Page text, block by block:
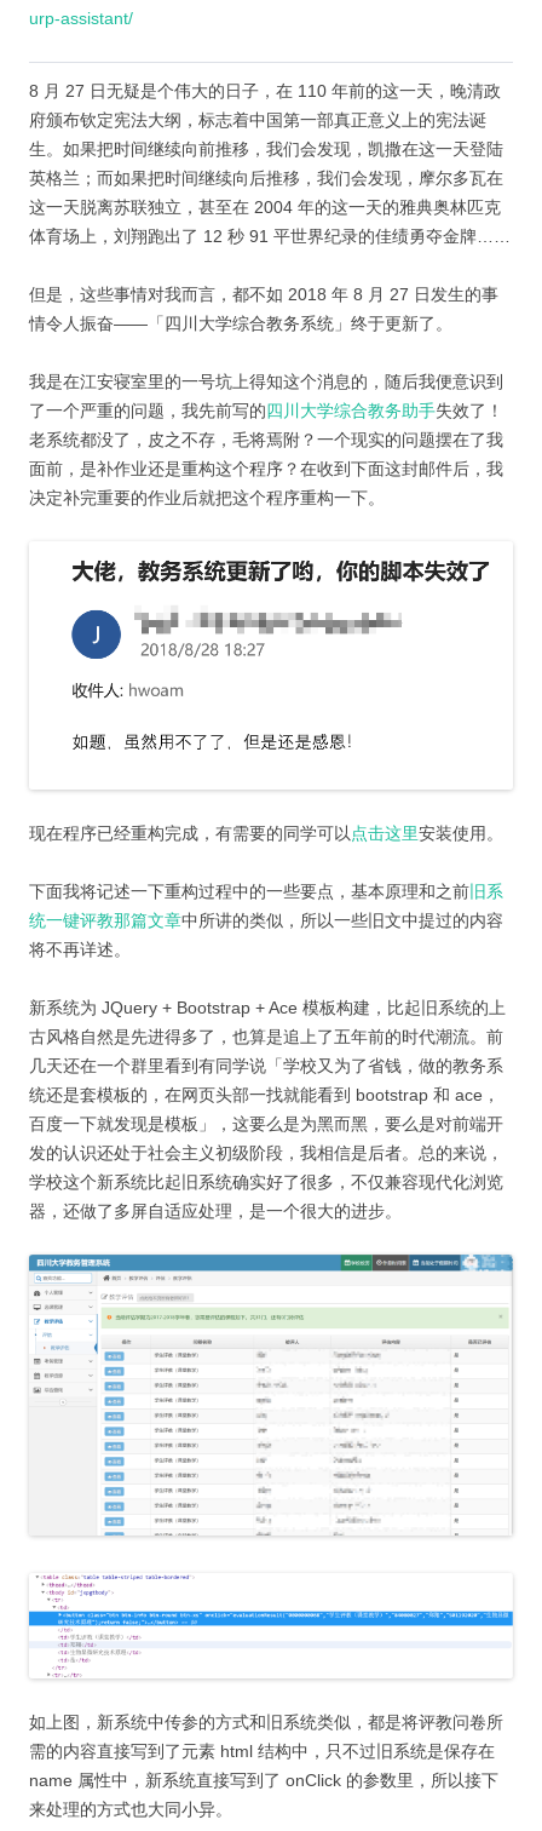
urp-assistant/
8 月 27 日无疑是个伟大的日子，在 110 年前的这一天，晚清政
府颁布钦定宪法大纲，标志着中国第一部真正意义上的宪法诞
生。如果把时间继续向前推移，我们会发现，凯撒在这一天登陆
英格兰；而如果把时间继续向后推移，我们会发现，摩尔多瓦在
这一天脱离苏联独立，甚至在 2004 年的这一天的雅典奥林匹克
体育场上，刘翔跑出了 12 秒 91 平世界纪录的佳绩勇夺金牌……
但是，这些事情对我而言，都不如 2018 年 8 月 27 日发生的事
情令人振奋——「四川大学综合教务系统」终于更新了。
我是在江安寝室里的一号坑上得知这个消息的，随后我便意识到
了一个严重的问题，我先前写的四川大学综合教务助手失效了！
老系统都没了，皮之不存，毛将焉附？一个现实的问题摆在了我
面前，是补作业还是重构这个程序？在收到下面这封邮件后，我
决定补完重要的作业后就把这个程序重构一下。
现在程序已经重构完成，有需要的同学可以 点击这里安装使用。
下面我将记述一下重构过程中的一些要点，基本原理和之前 旧系
统一键评教那篇文章中所讲的类似，所以一些旧文中提过的内容
将不再详述。
新系统为 JQuery + Bootstrap + Ace 模板构建，比起旧系统的上
古风格自然是先进得多了，也算是追上了五年前的时代潮流。前
几天还在一个群里看到有同学说「学校又为了省钱，做的教务系
统还是套模板的，在网页头部一找就能看到 bootstrap 和 ace，
百度一下就发现是模板」，这要么是为黑而黑，要么是对前端开
发的认识还处于社会主义初级阶段，我相信是后者。总的来说，
学校这个新系统比起旧系统确实好了很多，不仅兼容现代化浏览
器，还做了多屏自适应处理，是一个很大的进步。
如上图，新系统中传参的方式和旧系统类似，都是将评教问卷所
需的内容直接写到了元素 html 结构中，只不过旧系统是保存在
name 属性中，新系统直接写到了 onClick 的参数里，所以接下
来处理的方式也大同小异。